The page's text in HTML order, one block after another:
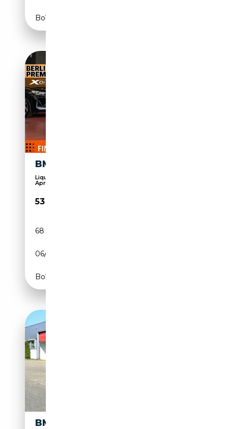
Boîte automatique
BMW 740 740DA XDRIVE
Liquidación en mas de 100 Vehiculos ,
Aprovéchate
53 900€
68 600 km
06/2022
Boîte automatique
BMW 740 7-SERIE 740E